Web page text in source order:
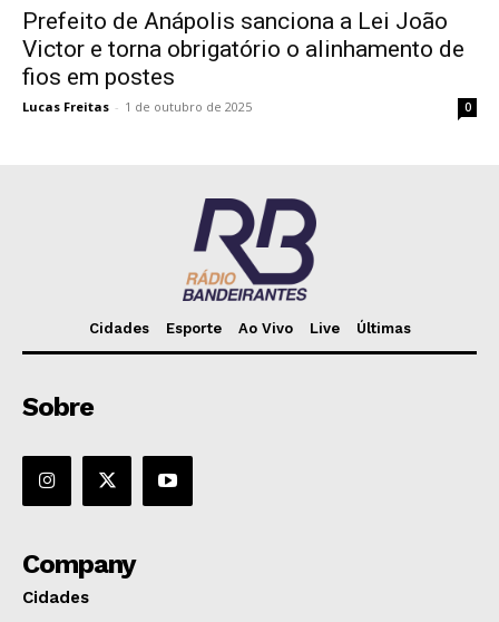
Prefeito de Anápolis sanciona a Lei João
Victor e torna obrigatório o alinhamento de
fios em postes
Lucas Freitas - 1 de outubro de 2025 0
Cidades Esporte Ao Vivo Live Últimas
Sobre
Company
Cidades